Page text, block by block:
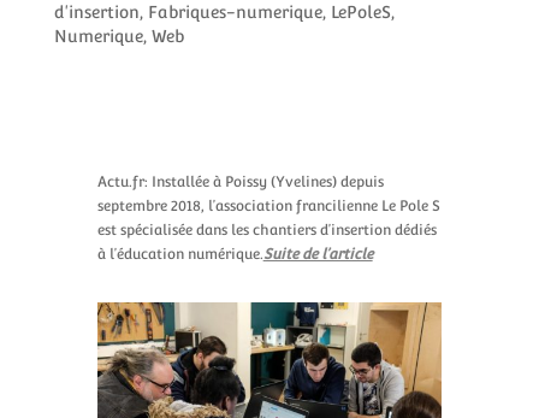
d'insertion, Fabriques-numerique, LePoleS,
Numerique, Web
Actu.fr: Installée à Poissy (Yvelines) depuis
septembre 2018, l’association francilienne Le Pole S
est spécialisée dans les chantiers d’insertion dédiés
à l’éducation numérique.​Suite de l’article